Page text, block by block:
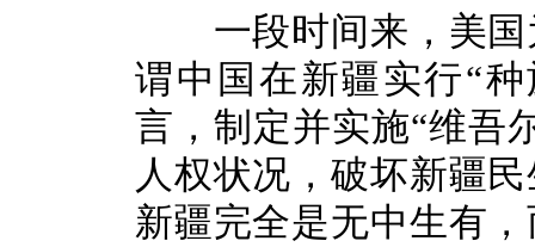
一段时间来，美国
谓中国在新疆实行“
言，制定并实施“维吾
人权状况，破坏新疆
新疆完全是无中生有